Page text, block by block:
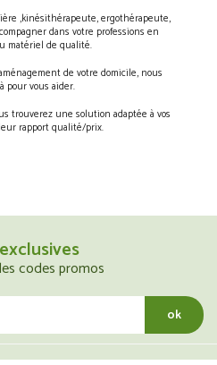
,kinésithérapeute, ergothérapeute,
dans votre professions en
matériel de qualité.
de votre domicile, nous
pour vous aider.
trouverez une solution adaptée à vos
rapport qualité/prix.
codes promos